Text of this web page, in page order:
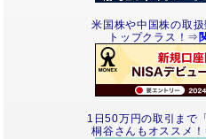
米国株や中国株の取
トップクラス！⇒
1日50万円の取引まで
桐谷さんもオススメ